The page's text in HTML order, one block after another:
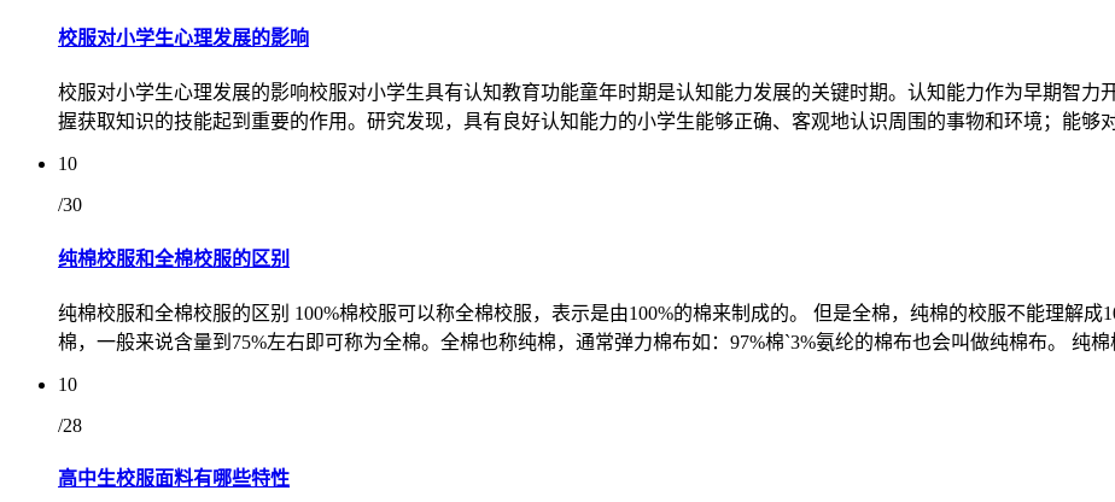
校服对小学生心理发展的影响
校服对小学生心理发展的影响校服对小学生具有认知教育功能童年时期是认知能力发展的关键时期。认知能力作为早期智
握获取知识的技能起到重要的作用。研究发现，具有良好认知能力的小学生能够正确、客观地认识周围的事物和环境；能够
10
/30
纯棉校服和全棉校服的区别
纯棉校服和全棉校服的区别 100%棉校服可以称全棉校服，表示是由100%的棉来制成的。 但是全棉，纯棉的校服不能理解成
棉，一般来说含量到75%左右即可称为全棉。全棉也称纯棉，通常弹力棉布如：97%棉`3%氨纶的棉布也会叫做纯棉布。 纯
10
/28
高中生校服面料有哪些特性